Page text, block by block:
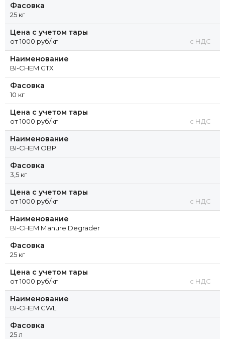
Фасовка
25 кг
Цена с учетом тары
от 1000 руб/кг с НДС
Наименование
BI-CHEM GTX
Фасовка
10 кг
Цена с учетом тары
от 1000 руб/кг с НДС
Наименование
BI-CHEM OBP
Фасовка
3,5 кг
Цена с учетом тары
от 1000 руб/кг с НДС
Наименование
BI-CHEM Маnure Degrader
Фасовка
25 кг
Цена с учетом тары
от 1000 руб/кг с НДС
Наименование
BI-CHEM СWL
Фасовка
25 л